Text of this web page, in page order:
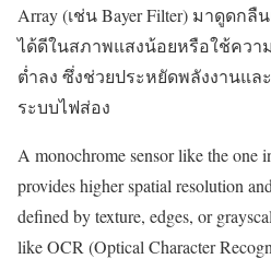
Array (เช่น Bayer Filter) มาดูดก
ได้ดีในสภาพแสงน้อยหรือใช้ควา
ต่ำลง ซึ่งช่วยประหยัดพลังงานแล
ระบบไฟส่อง
A monochrome sensor like the
provides higher spatial resolution
defined by texture, edges, or
like OCR (Optical Character